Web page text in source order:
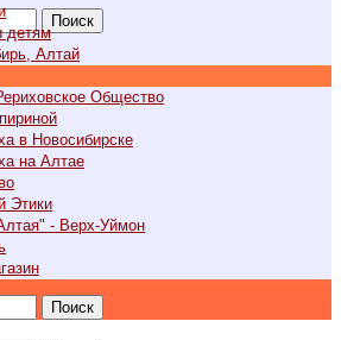
Поиск
детям
Алтай
Общество
в Новосибирске
на Алтае
Этики
- Верх-Уймон
Поиск